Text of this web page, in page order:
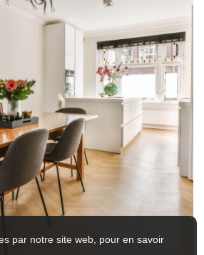
par notre site web, pour en savoir